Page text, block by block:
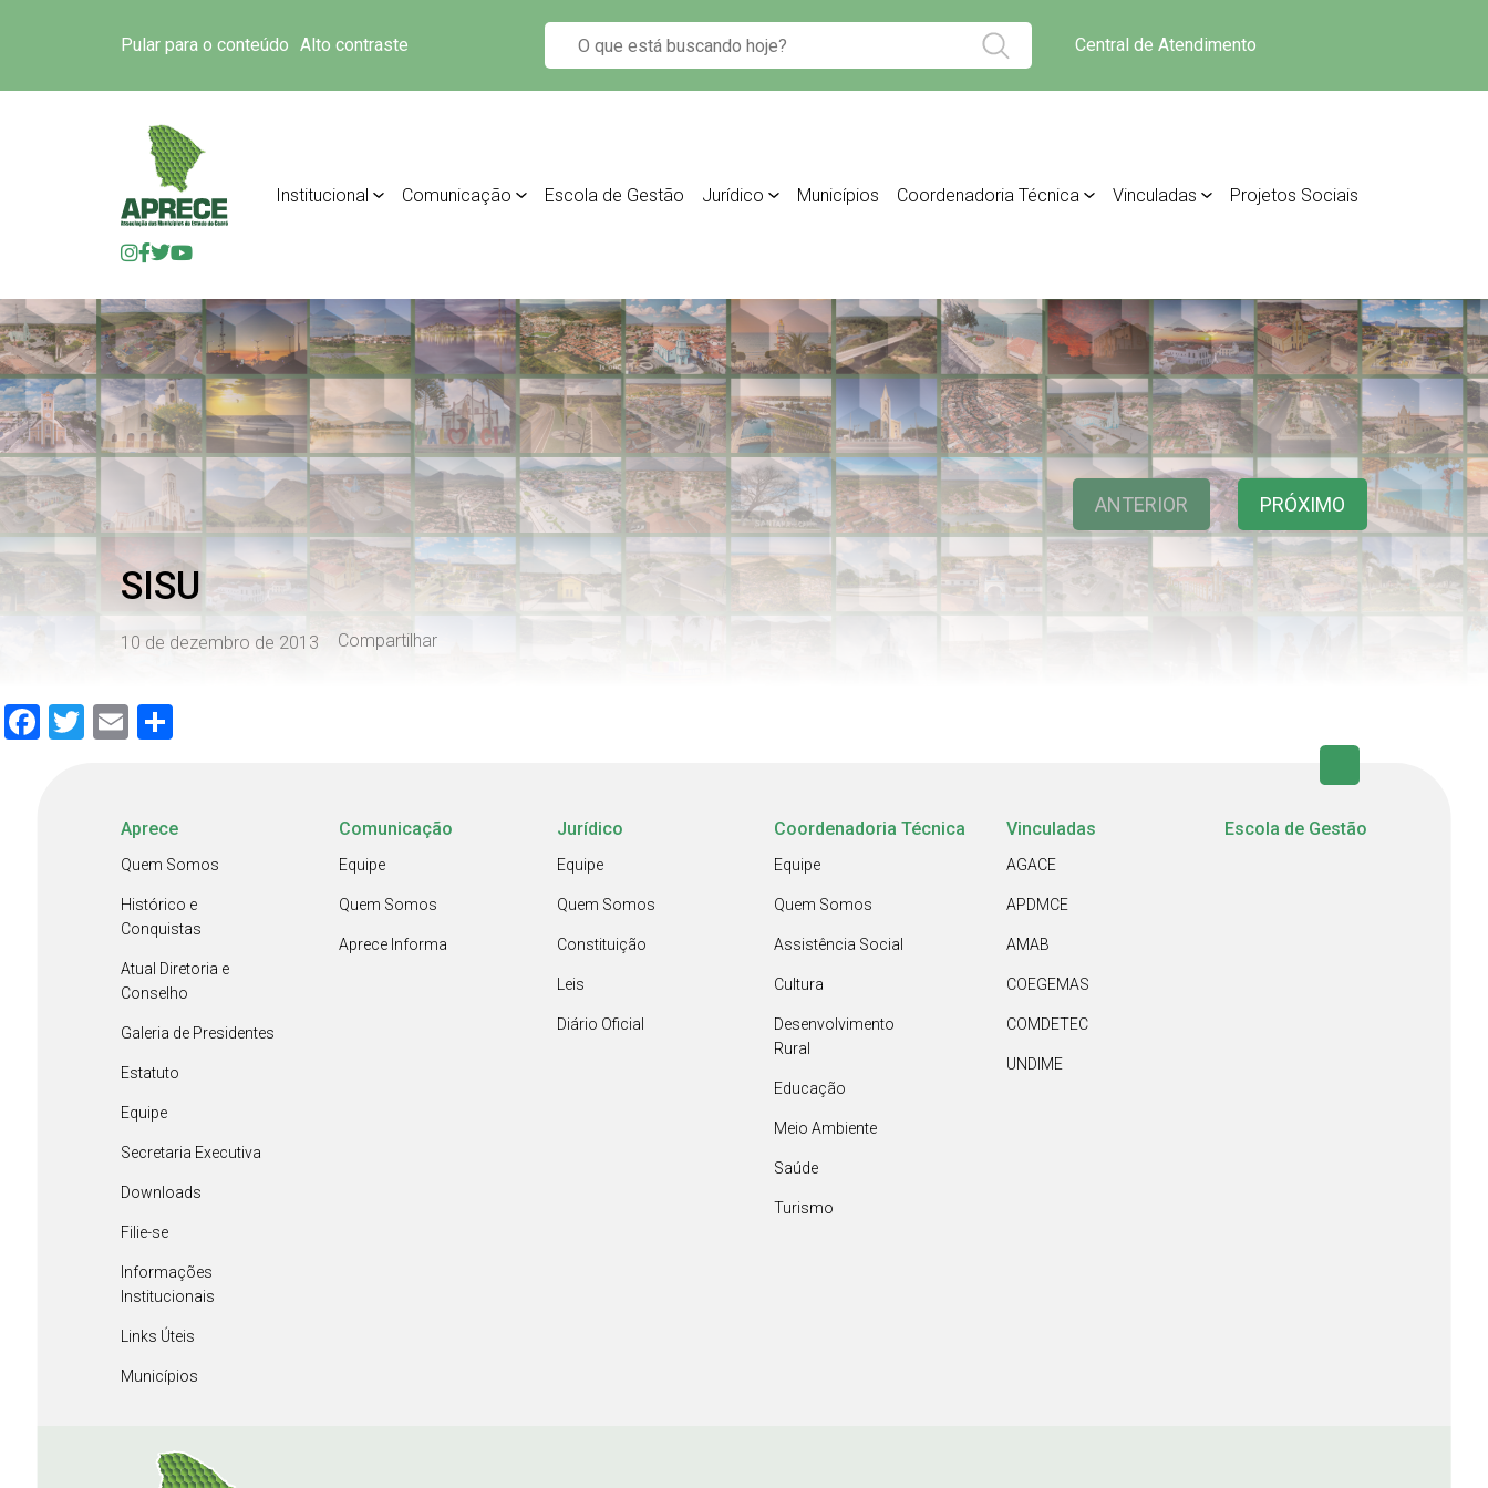
Pular para o conteúdo Alto contraste Central de Atendimento
Institucional Comunicação Escola de Gestão Jurídico Municípios Coordenadoria Técnica Vinculadas Projetos Sociais
ANTERIOR PRÓXIMO
SISU
10 de dezembro de 2013 Compartilhar
Facebook
Twitter
Email
Aprece
Quem Somos
Histórico e
Conquistas
Atual Diretoria e
Conselho
Galeria de Presidentes
Estatuto
Equipe
Secretaria Executiva
Downloads
Filie-se
Informações
Institucionais
Links Úteis
Municípios
Comunicação
Equipe
Quem Somos
Aprece Informa
Jurídico
Equipe
Quem Somos
Constituição
Leis
Diário Oficial
Coordenadoria Técnica
Equipe
Quem Somos
Assistência Social
Cultura
Desenvolvimento
Rural
Educação
Meio Ambiente
Saúde
Turismo
Vinculadas
AGACE
APDMCE
AMAB
COEGEMAS
COMDETEC
UNDIME
Escola de Gestão